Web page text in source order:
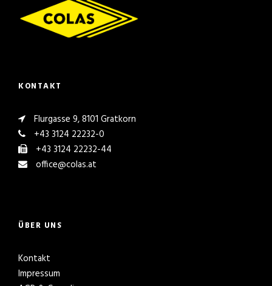
KONTAKT
Flurgasse 9, 8101 Gratkorn
+43 3124 22232-0
+43 3124 22232-44
office@colas.at
ÜBER UNS
Kontakt
Impressum